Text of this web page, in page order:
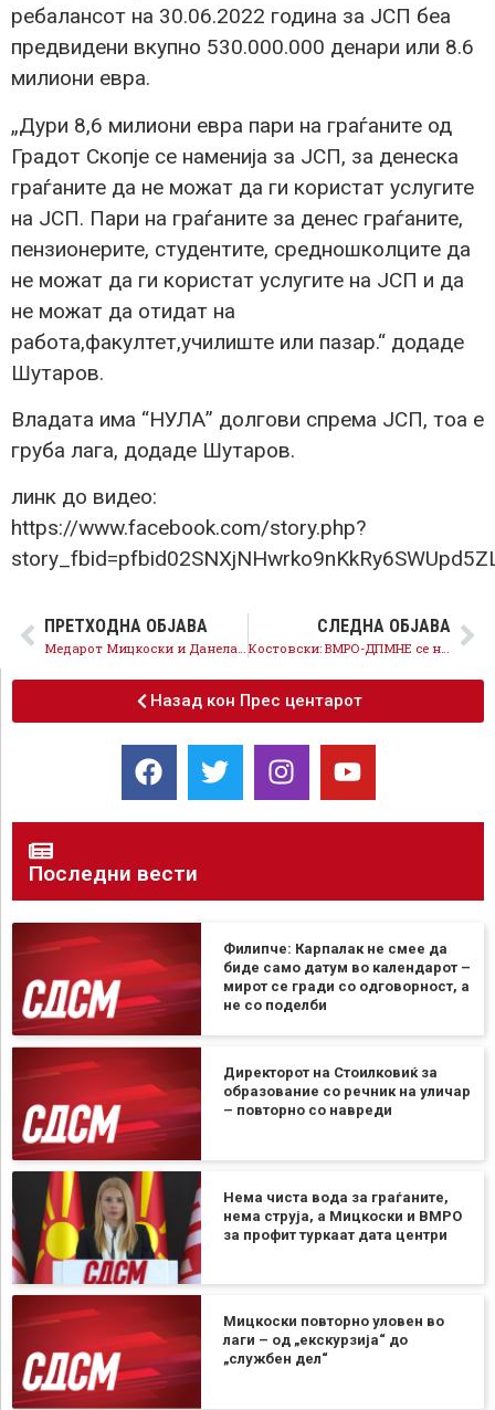
ребалансот на 30.06.2022 година за ЈСП беа
предвидени вкупно 530.000.000 денари или 8.6
милиони евра.
„Дури 8,6 милиони евра пари на граѓаните од
Градот Скопје се наменија за ЈСП, за денеска
граѓаните да не можат да ги користат услугите
на ЈСП. Пари на граѓаните за денес граѓаните,
пензионерите, студентите, средношколците да
не можат да ги користат услугите на ЈСП и да
не можат да отидат на
работа,факултет,училиште или пазар.“ додаде
Шутаров.
Владата има “НУЛА” долгови спрема ЈСП, тоа е
груба лага, додаде Шутаров.
линк до видео:
https://www.facebook.com/story.php?
ПРЕТХОДНА ОБЈАВА СЛЕДНА ОБЈАВА
Костовски: ВМРО-ДПМНЕ се нервозни секогаш кога на дневен ред е правдата, СДСМ нема да дозволи уставна криза
Назад кон Прес центарот
Последни вести
Филипче: Карпалак не смее да
биде само датум во календарот –
мирот се гради со одговорност, а
не со поделби
Директорот на Стоилковиќ за
образование со речник на уличар
– повторно со навреди
Нема чиста вода за граѓаните,
нема струја, а Мицкоски и ВМРО
за профит туркаат дата центри
Мицкоски повторно уловен во
лаги – од „екскурзија“ до
„службен дел“